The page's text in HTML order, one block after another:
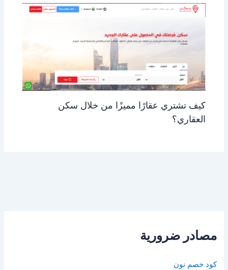
كيف تشتري عقارًا مميزًا من خلال سكن
العقاري؟
مصادر ضرورية
كود خصم نون